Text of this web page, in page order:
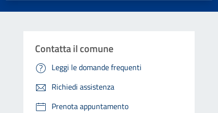
Contatta il comune
Leggi le domande frequenti
Richiedi assistenza
Prenota appuntamento